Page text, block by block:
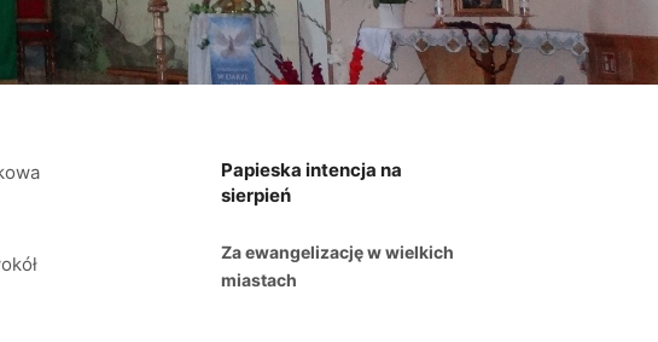
Papieska intencja na
sierpień
Za ewangelizację w wielkich
miastach